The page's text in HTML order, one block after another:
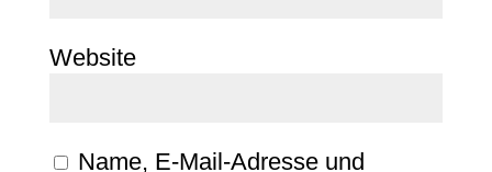
Website
Name, E-Mail-Adresse und